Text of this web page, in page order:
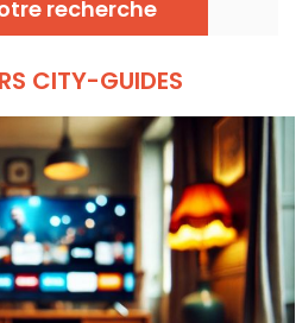
recherche
CITY-GUIDES